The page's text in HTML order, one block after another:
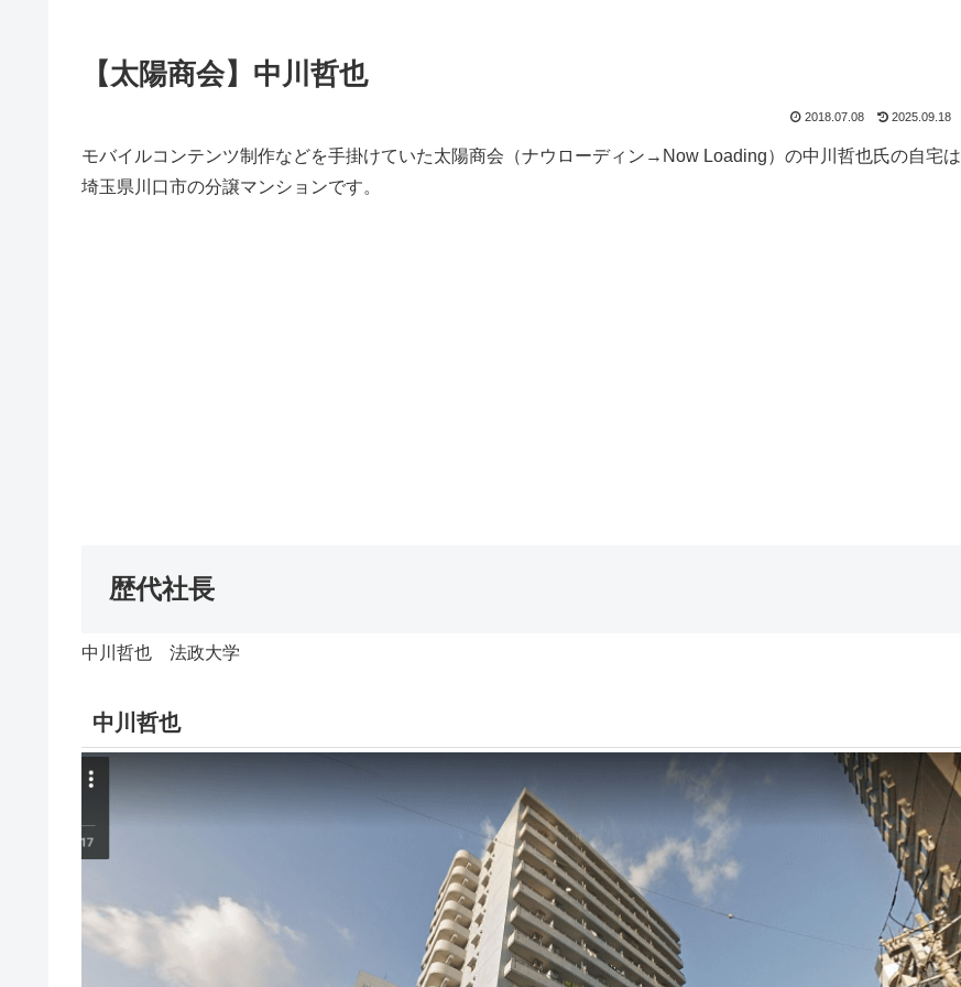
【太陽商会】中川哲也
2018.07.08 2025.09.18
モバイルコンテンツ制作などを手掛けていた太陽商会（ナウローディン→Now Loading）の中川哲也氏の自宅は
埼玉県川口市の分譲マンションです。
歴代社長
中川哲也 法政大学
中川哲也